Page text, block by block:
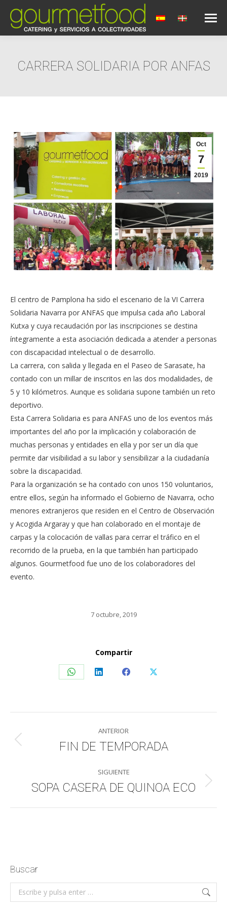
CARRERA SOLIDARIA POR ANFAS
Oct
7
2019
El centro de Pamplona ha sido el escenario de la VI Carrera
Solidaria Navarra por ANFAS que impulsa cada año Laboral
Kutxa y cuya recaudación por las inscripciones se destina
íntegramente a esta asociación dedicada a atender a personas
con discapacidad intelectual o de desarrollo.
La carrera, con salida y llegada en el Paseo de Sarasate, ha
contado con un millar de inscritos en las dos modalidades, de
5 y 10 kilómetros. Aunque es solidaria supone también un reto
deportivo.
Esta Carrera Solidaria es para ANFAS uno de los eventos más
importantes del año por la implicación y colaboración de
muchas personas y entidades en ella y por ser un día que
permite dar visibilidad a su labor y sensibilizar a la ciudadanía
sobre la discapacidad.
Para la organización se ha contado con unos 150 voluntarios,
entre ellos, según ha informado el Gobierno de Navarra, ocho
menores extranjeros que residen en el Centro de Observación
y Acogida Argaray y que han colaborado en el montaje de
carpas y la colocación de vallas para cerrar el tráfico en el
recorrido de la prueba, en la que también han participado
algunos. Gourmetfood fue uno de los colaboradores del
evento.
7 octubre, 2019
Compartir
Share
WhatsApp
Share
LinkedIn
Share
Facebook
Share
X
Navegación
entre
publicaciones
ANTERIOR
Publicación
FIN DE TEMPORADA
SIGUIENTE
Publicación
SOPA CASERA DE QUINOA ECO
Buscar
Buscar: